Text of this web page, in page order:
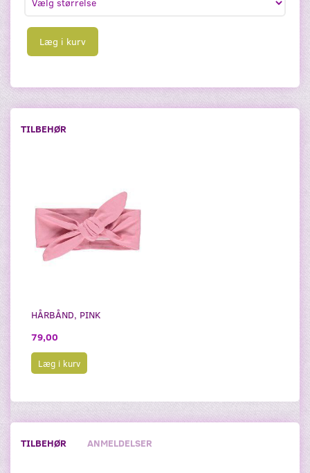
Læg i kurv
TILBEHØR
HÅRBÅND, PINK
79,00
Læg i kurv
TILBEHØR ANMELDELSER